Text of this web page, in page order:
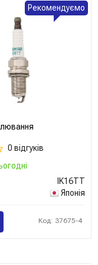
0 відгуків
IK16TT
Японія
Код: 37675-4
Рекомендуємо